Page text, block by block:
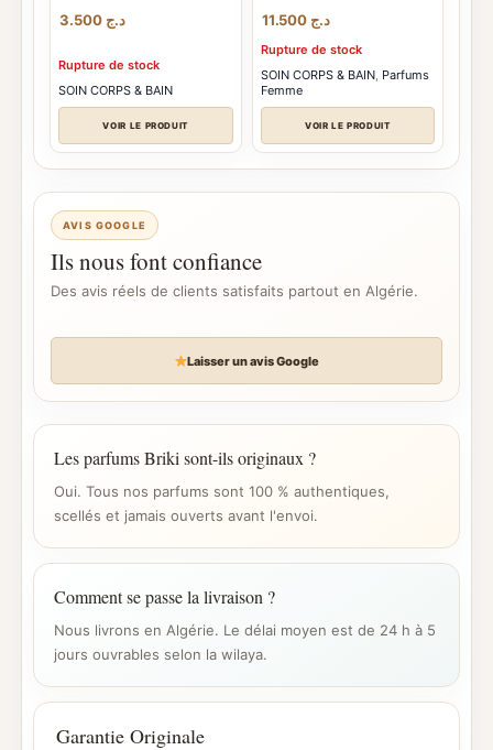
د.ج
Rupture de stock
SOIN CORPS & BAIN
VOIR LE PRODUIT
د.ج 11.500
Rupture de stock
SOIN CORPS & BAIN, Parfums
Femme
VOIR LE PRODUIT
AVIS GOOGLE
Ils nous font confiance
Des avis réels de clients satisfaits partout en Algérie.
Laisser un avis Google
Les parfums Briki sont-ils originaux ?
Oui. Tous nos parfums sont 100 % authentiques,
scellés et jamais ouverts avant l'envoi.
Comment se passe la livraison ?
Nous livrons en Algérie. Le délai moyen est de 24 h à 5
jours ouvrables selon la wilaya.
Garantie Originale